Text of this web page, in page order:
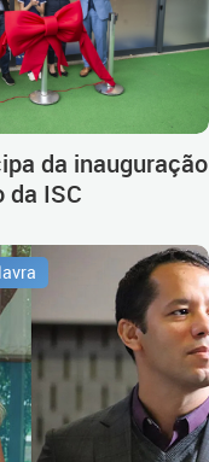
da inauguração
da ISC